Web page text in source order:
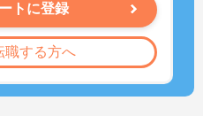
トに登録
職する方へ